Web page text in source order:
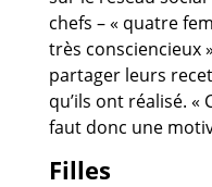
chefs – « quatre
très consciencieux
partager leurs
qu’ils ont réalisé. «
faut donc une
Filles